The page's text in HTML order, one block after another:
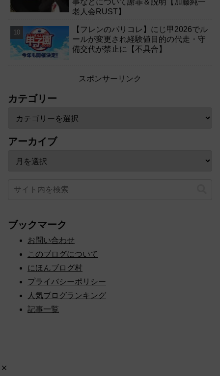
事などについて謝罪＆説明【加藤純一
老人会RUST】
【フレンのパリコレ】にじ甲2026でル
ールが変更され経験値目的の代走・守
備交代が禁止に【不具合】
スポンサーリンク
カテゴリー
アーカイブ
ブックマーク
お問い合わせ
このブログについて
にほんブログ村
プライバシーポリシー
人気ブログランキング
記事一覧